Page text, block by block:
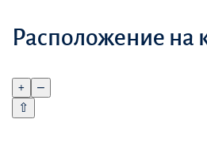
Расположение на
+
–
⇧